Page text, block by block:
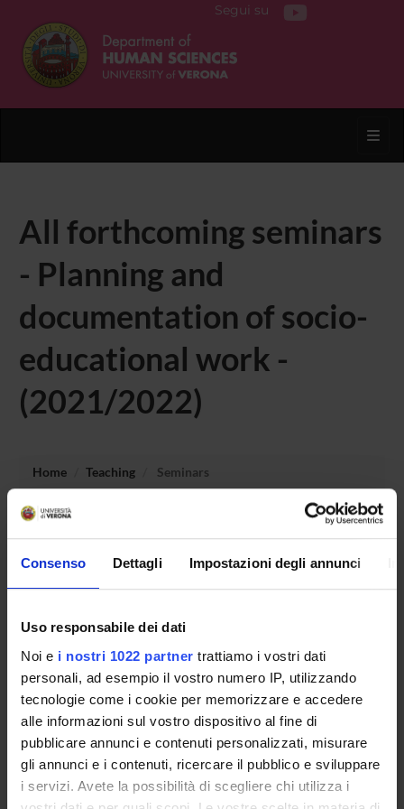
Consenso Dettagli Impostazioni degli annunci
Uso responsabile dei dati
Noi e i nostri 1022 partner trattiamo i vostri dati
personali, ad esempio il vostro numero IP, utilizzando
tecnologie come i cookie per memorizzare e accedere
alle informazioni sul vostro dispositivo al fine di
pubblicare annunci e contenuti personalizzati, misurare
gli annunci e i contenuti, ricercare il pubblico e sviluppare
i servizi. Avete la possibilità di scegliere chi utilizza i
Segui su
All forthcoming seminars
- Planning and
documentation of socio-
educational work -
(2021/2022)
Home Teaching Seminars
No recent seminar found relating to teaching Planning and
STUDYING
COURSES
PHD PROGRAMMES AND POSTGRADUATE
TRAINING
Contacts